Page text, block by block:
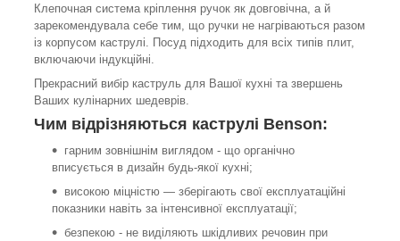
Клепочная система кріплення ручок як довговічна, а й
зарекомендувала себе тим, що ручки не нагріваються разом
із корпусом каструлі. Посуд підходить для всіх типів плит,
включаючи індукційні.
Прекрасний вибір каструль для Вашої кухні та звершень
Ваших кулінарних шедеврів.
Чим відрізняються каструлі Benson:
гарним зовнішнім виглядом - що органічно
вписується в дизайн будь-якої кухні;
високою міцністю — зберігають свої експлуатаційні
показники навіть за інтенсивної експлуатації;
безпекою - не виділяють шкідливих речовин при